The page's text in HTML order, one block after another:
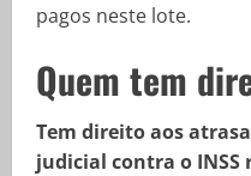
pagos neste lote.
Quem tem
Tem direito aos
judicial contra o INSS